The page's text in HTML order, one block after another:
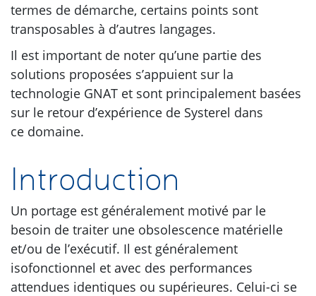
termes de démarche, certains points sont
transposables à d’autres langages.
Il est important de noter qu’une partie des
solutions proposées s’appuient sur la
technologie GNAT et sont principalement basées
sur le retour d’expérience de Systerel dans
ce domaine.
Introduction
Un portage est généralement motivé par le
besoin de traiter une obsolescence matérielle
et/ou de l’exécutif. Il est généralement
isofonctionnel et avec des performances
attendues identiques ou supérieures. Celui-ci se